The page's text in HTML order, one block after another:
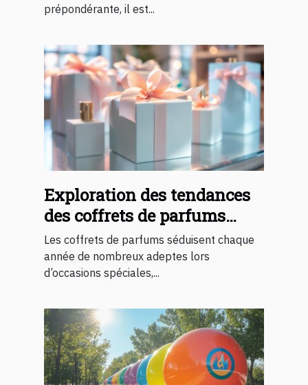
prépondérante, il est...
Exploration des tendances
des coffrets de parfums
pour occasions spéciales
Les coffrets de parfums séduisent chaque
année de nombreux adeptes lors
d’occasions spéciales,...